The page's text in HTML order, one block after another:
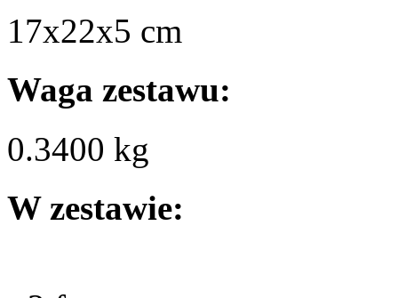
17х22х5 cm
Waga zestawu:
0.3400 kg
W zestawie: